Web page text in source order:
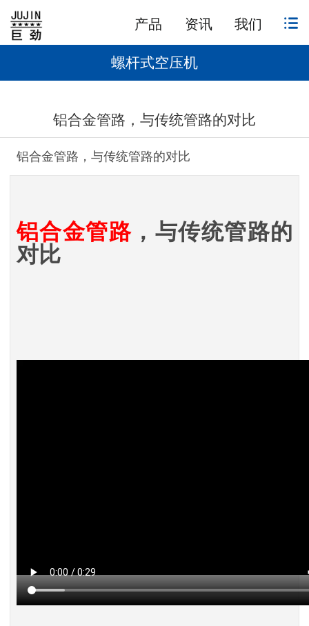
产品 资讯 我们
螺杆式空压机
1/1
铝合金管路，与传统管路的对比​
铝合金管路，与传统管路的对比
铝合金管路 ，与传统管路的
对比